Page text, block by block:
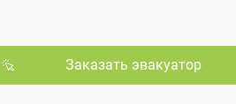
Заказать эвакуатор